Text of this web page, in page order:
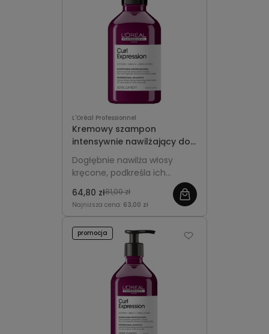
L'Oréal Professionnel
Kremowy szampon
intensywnie nawilżający do
włosów kręconych 300ml -
L'Oréal Professionnel Curl
Expression
Dogłębnie nawilża włosy
kręcone, podkreśla ich
miękkość, elastyczność i
naturalny blask.
64,80 zł81,00 zł
Najniższa cena: 63,00 zł
promocja